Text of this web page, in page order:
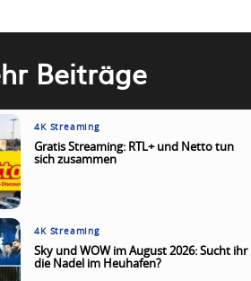
Beiträge
4K Streaming
Gratis Streaming: RTL+ und Netto tun
sich zusammen
4K Streaming
Sky und WOW im August 2026: Sucht ihr
die Nadel im Heuhafen?